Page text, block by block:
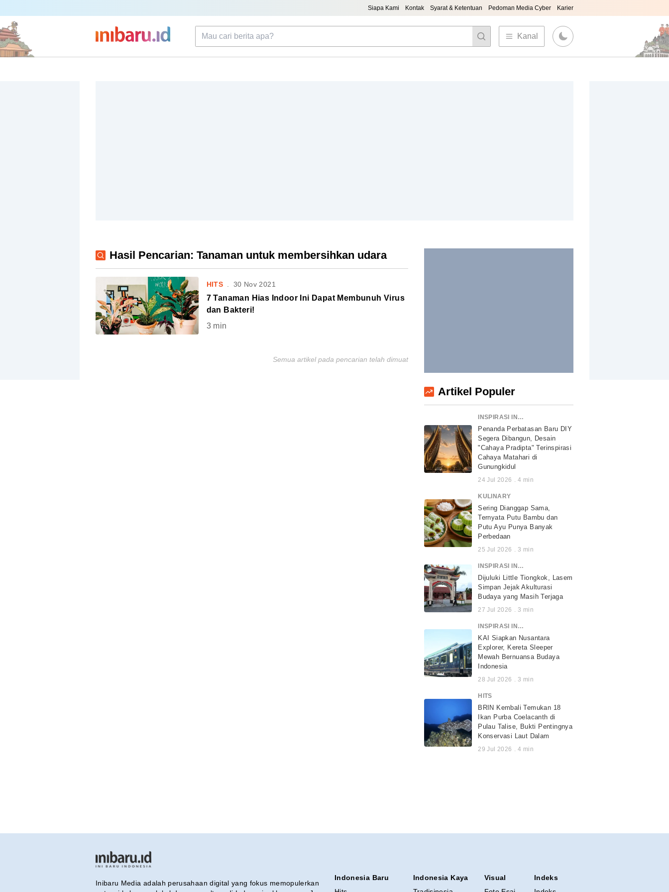
Siapa Kami Kontak Syarat & Ketentuan Pedoman Media Cyber Karier
Kanal
Hasil Pencarian: Tanaman untuk membersihkan udara
HITS 30 Nov 2021
7 Tanaman Hias Indoor Ini Dapat Membunuh Virus
dan Bakteri!
3min
Semua artikel pada pencarian telah dimuat
Artikel Populer
INSPIRASI INDONESIA
Penanda Perbatasan Baru DIY
Segera Dibangun, Desain
"Cahaya Pradipta" Terinspirasi
Cahaya Matahari di
Gunungkidul
24 Jul 2026 . 4 min
KULINARY
Sering Dianggap Sama,
Ternyata Putu Bambu dan
Putu Ayu Punya Banyak
Perbedaan
25 Jul 2026 . 3 min
INSPIRASI INDONESIA
Dijuluki Little Tiongkok, Lasem
Simpan Jejak Akulturasi
Budaya yang Masih Terjaga
27 Jul 2026 . 3 min
INSPIRASI INDONESIA
KAI Siapkan Nusantara
Explorer, Kereta Sleeper
Mewah Bernuansa Budaya
Indonesia
28 Jul 2026 . 3 min
HITS
BRIN Kembali Temukan 18
Ikan Purba Coelacanth di
Pulau Talise, Bukti Pentingnya
Konservasi Laut Dalam
29 Jul 2026 . 4 min
Inibaru Media adalah perusahaan digital yang fokus memopulerkan
Indonesia Baru
Indonesia Kaya
Visual
Indeks